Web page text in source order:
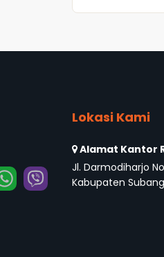
Lokasi Kami
Alamat Kantor
Jl. Darmodiharjo
Kabupaten